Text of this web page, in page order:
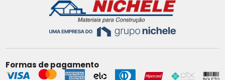
Formas de pagamento